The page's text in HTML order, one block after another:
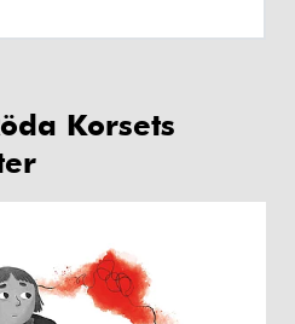
Korsets